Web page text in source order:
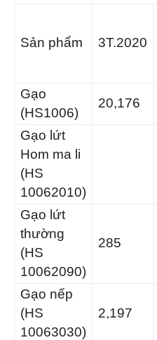
Sản phẩm 3T.2020
Gạo
(HS1006)
20,176
Gạo lứt
Hom ma li
(HS
10062010)
Gạo lứt
thường
(HS
10062090)
285
Gạo nếp
(HS
10063030)
2,197